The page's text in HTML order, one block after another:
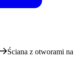
Ściana z otworami na